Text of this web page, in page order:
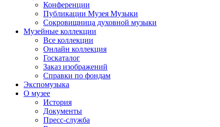
Конференции
Публикации Музея Музыки
Сокровищница духовной музыки
Музейные коллекции
Все коллекции
Онлайн коллекция
Госкаталог
Заказ изображений
Справки по фондам
Экспомузыка
О музее
История
Документы
Пресс-служба